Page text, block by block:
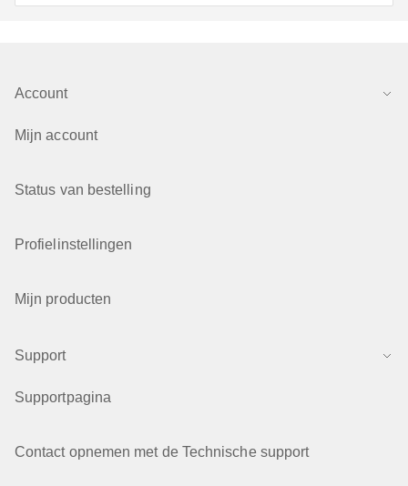
Account
Mijn account
Status van bestelling
Profielinstellingen
Mijn producten
Support
Supportpagina
Contact opnemen met de Technische support